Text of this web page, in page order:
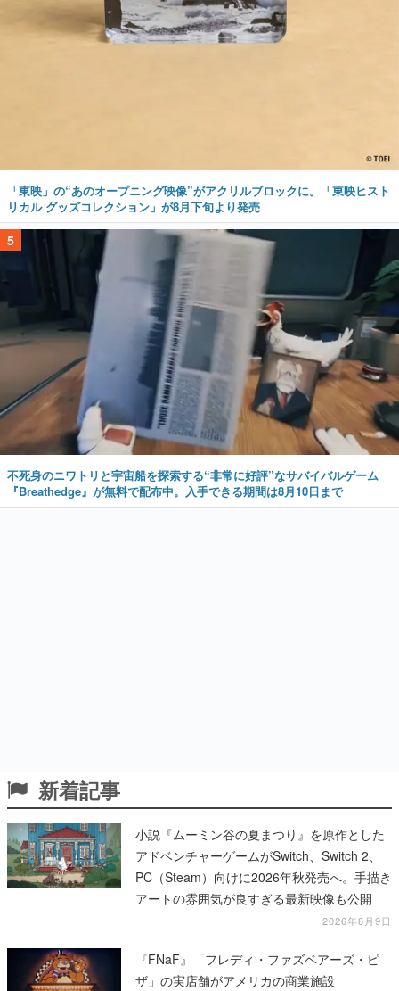
「東映」の“あのオープニング映像”がアクリルブロックに。「東映ヒスト
リカル グッズコレクション」が8月下旬より発売
5
不死身のニワトリと宇宙船を探索する“非常に好評”なサバイバルゲーム
『Breathedge』が無料で配布中。入手できる期間は8月10日まで
新着記事
小説『ムーミン谷の夏まつり』を原作とした
アドベンチャーゲームがSwitch、Switch 2、
PC（Steam）向けに2026年秋発売へ。手描き
アートの雰囲気が良すぎる最新映像も公開
2026年8月9日
『FNaF』「フレディ・ファズベアーズ・ピ
ザ」の実店舗がアメリカの商業施設